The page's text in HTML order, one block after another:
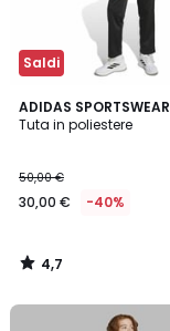
Saldi
ADIDAS SPORTSWEAR
Tuta in poliestere
€
Invece
50,00
€
50,00 €
30,00 € -40%
4,7
/ 5
4,7
/